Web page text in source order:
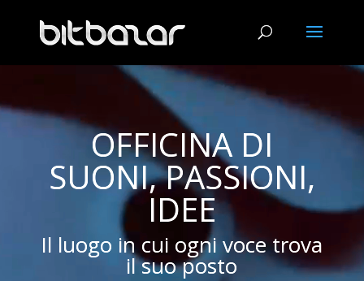
OFFICINA DI
SUONI, PASSIONI,
IDEE
Il luogo in cui ogni voce trova
il suo posto